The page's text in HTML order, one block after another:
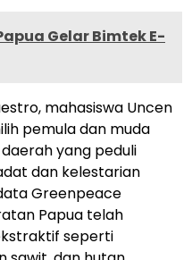
Gelar Bimtek E-
mahasiswa Uncen
pemula dan muda
yang peduli
dan kelestarian
Greenpeace
Papua telah
seperti